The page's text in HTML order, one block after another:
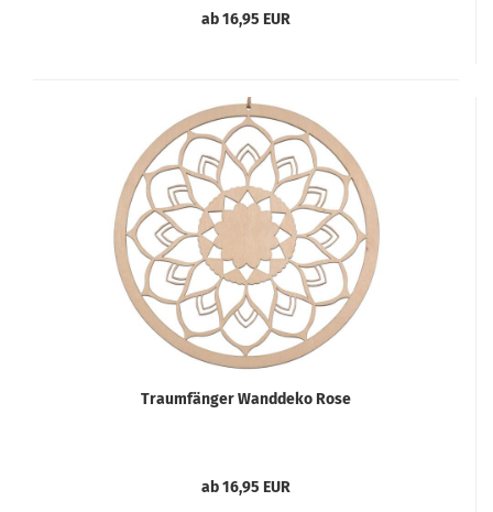
ab 16,95 EUR
Traumfänger Wanddeko Rose
ab 16,95 EUR